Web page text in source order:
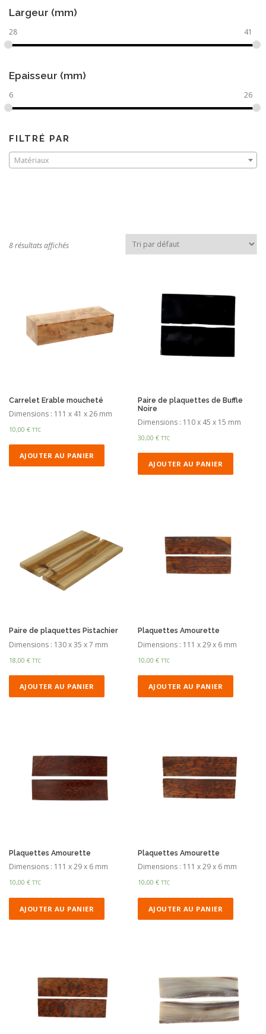
Largeur (mm)
28 41
Epaisseur (mm)
6 26
FILTRÉ PAR
Matériaux
8 résultats affichés
Carrelet Erable moucheté
Dimensions : 111 x 41 x 26 mm
10,00 € TTC
AJOUTER AU PANIER
Paire de plaquettes de Buffle
Noire
Dimensions : 110 x 45 x 15 mm
30,00€ TTC
AJOUTER AU PANIER
Paire de plaquettes Pistachier
Dimensions : 130 x 35 x 7 mm
18,00 € TTC
AJOUTER AU PANIER
Plaquettes Amourette
Dimensions : 111 x 29 x 6 mm
10,00€ TTC
AJOUTER AU PANIER
Plaquettes Amourette
Dimensions : 111 x 29 x 6 mm
10,00 € TTC
AJOUTER AU PANIER
Plaquettes Amourette
Dimensions : 111 x 29 x 6 mm
10,00€ TTC
AJOUTER AU PANIER